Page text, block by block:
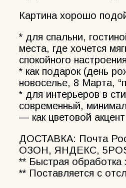
Картина хорошо
* для спальни,
места, где хочется
спокойного
* как подарок (день
новоселье, 8 Марта,
* для интерьеров в
современный,
— как цветовой
ДОСТАВКА: Почта
ОЗОН, ЯНДЕКС,
** Быстрая обработка
** Поставляется с